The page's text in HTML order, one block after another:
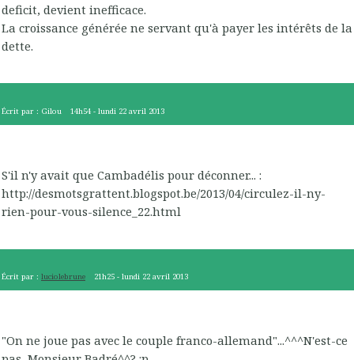
deficit, devient inefficace.
La croissance générée ne servant qu'à payer les intérêts de la
dette.
Écrit par : Gilou 14h54 -lundi 22 avril 2013
S'il n'y avait que Cambadélis pour déconner... :
http://desmotsgrattent.blogspot.be/2013/04/circulez-il-ny-
rien-pour-vous-silence_22.html
Écrit par : luciolebrune 21h25 -lundi 22 avril 2013
"On ne joue pas avec le couple franco-allemand"...^^^N'est-ce